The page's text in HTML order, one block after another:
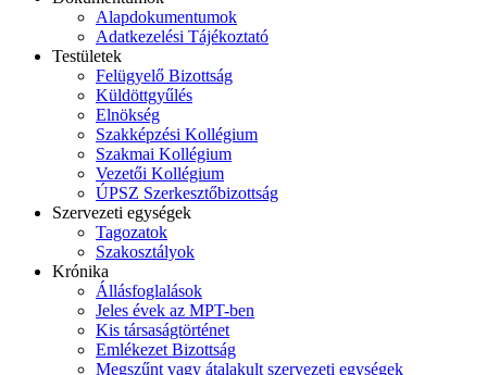
Alapdokumentumok
Adatkezelési Tájékoztató
Testületek
Felügyelő Bizottság
Küldöttgyűlés
Elnökség
Szakképzési Kollégium
Szakmai Kollégium
Vezetői Kollégium
ÚPSZ Szerkesztőbizottság
Szervezeti egységek
Tagozatok
Szakosztályok
Krónika
Állásfoglalások
Jeles évek az MPT-ben
Kis társaságtörténet
Emlékezet Bizottság
Megszűnt vagy átalakult szervezeti egységek